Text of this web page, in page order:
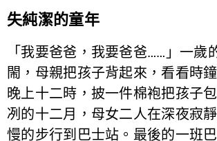
失純潔的童年
「我要爸爸，我要爸爸……」一歲
閙，母親把孩子背起來，看看時
晚上十二時，披一件棉袍把孩子
冽的十二月，母女二人在深夜寂
慢的步行到巴士站。最後的一班